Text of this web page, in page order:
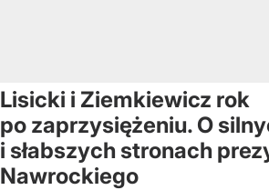
Lisicki i Ziemkiewicz rok
po zaprzysiężeniu. O
i słabszych stronach
Nawrockiego